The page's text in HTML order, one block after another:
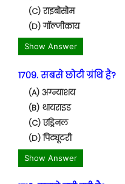
(C) राइबोसोम
(D) गॉल्जीकाय
Show Answer
1709. सबसे छोटी ग्रंथि है?
(A) अग्न्याशय
(B) थायराइड
(C) एड्रिनल
(D) पिट्यूटरी
Show Answer